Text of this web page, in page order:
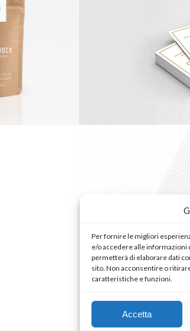
Per fornire le migliori
e/o accedere alle informazioni
permetterà di elaborare dati
sito. Non acconsentire o
caratteristiche e funzioni.
Accetta